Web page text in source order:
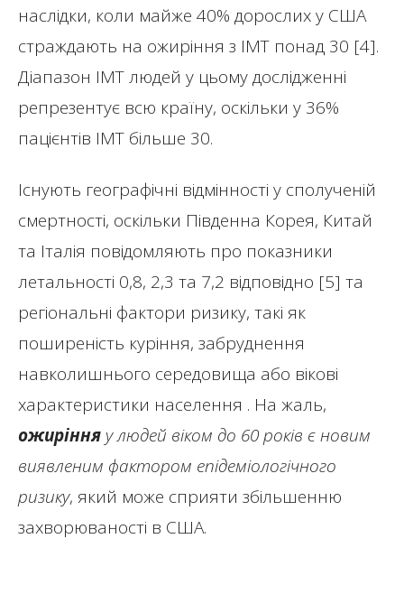
наслідки, коли майже 40% дорослих у США
страждають на ожиріння з ІМТ понад 30 [4].
Діапазон ІМТ людей у ​​цьому дослідженні
репрезентує всю країну, оскільки у 36%
пацієнтів ІМТ більше 30.
Існують географічні відмінності у сполученій
смертності, оскільки Південна Корея, Китай
та Італія повідомляють про показники
летальності 0,8, 2,3 та 7,2 відповідно [5] та
регіональні фактори ризику, такі як
поширеність куріння, забруднення
навколишнього середовища або вікові
характеристики населення . На жаль,
ожиріння у людей віком до 60 років є новим
виявленим фактором епідеміологічного
ризику, який може сприяти збільшенню
захворюваності в США.